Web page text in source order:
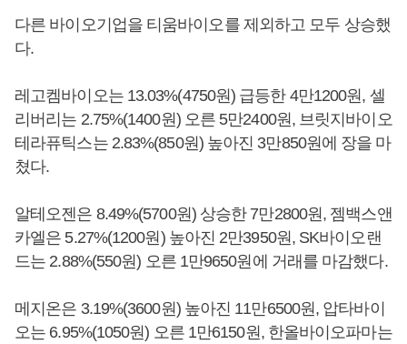
다른 바이오기업을 티움바이오를 제외하고 모두 상승했
다.
레고켐바이오는 13.03%(4750원) 급등한 4만1200원, 셀
리버리는 2.75%(1400원) 오른 5만2400원, 브릿지바이오
테라퓨틱스는 2.83%(850원) 높아진 3만850원에 장을 마
쳤다.
알테오젠은 8.49%(5700원) 상승한 7만2800원, 젬백스앤
카엘은 5.27%(1200원) 높아진 2만3950원, SK바이오랜
드는 2.88%(550원) 오른 1만9650원에 거래를 마감했다.
메지온은 3.19%(3600원) 높아진 11만6500원, 압타바이
오는 6.95%(1050원) 오른 1만6150원, 한올바이오파마는